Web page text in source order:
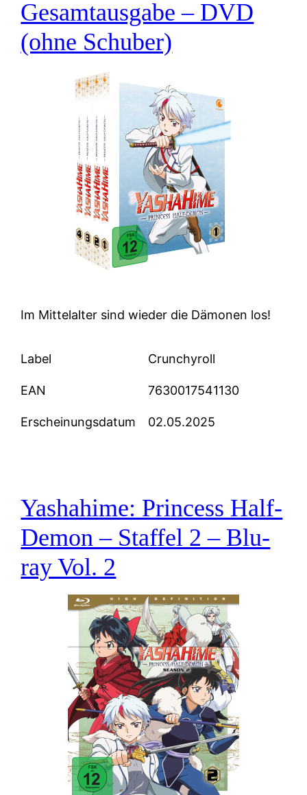
Gesamtausgabe – DVD
(ohne Schuber)
Im Mittelalter sind wieder die Dämonen los!
Label Crunchyroll
EAN 7630017541130
Erscheinungsdatum 02.05.2025
Yashahime: Princess Half-
Demon – Staffel 2 – Blu-
ray Vol. 2